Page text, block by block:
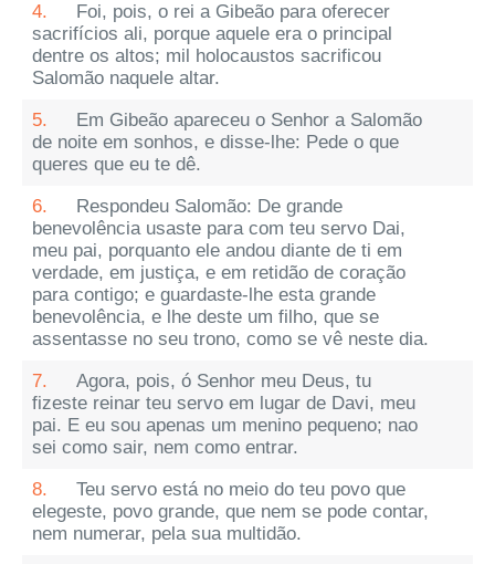
4.
Foi, pois, o rei a Gibeão para oferecer
sacrifícios ali, porque aquele era o principal
dentre os altos; mil holocaustos sacrificou
Salomão naquele altar.
5.
Em Gibeão apareceu o Senhor a Salomão
de noite em sonhos, e disse-lhe: Pede o que
queres que eu te dê.
6.
Respondeu Salomão: De grande
benevolência usaste para com teu servo Dai,
meu pai, porquanto ele andou diante de ti em
verdade, em justiça, e em retidão de coração
para contigo; e guardaste-lhe esta grande
benevolência, e lhe deste um filho, que se
assentasse no seu trono, como se vê neste dia.
7.
Agora, pois, ó Senhor meu Deus, tu
fizeste reinar teu servo em lugar de Davi, meu
pai. E eu sou apenas um menino pequeno; nao
sei como sair, nem como entrar.
8.
Teu servo está no meio do teu povo que
elegeste, povo grande, que nem se pode contar,
nem numerar, pela sua multidão.